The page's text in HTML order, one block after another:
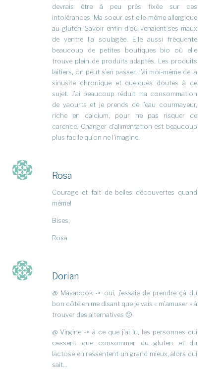
devrais être à peu près fixée sur ces
intolérances. Ma soeur est elle-même allergique
au gluten. Savoir enfin d’où venaient ses maux
de ventre l’a soulagée. Elle aussi fréquente
beaucoup de petites boutiques bio où elle
trouve plein de produits adaptés. Les produits
laitiers, on peut s’en passer. J’ai moi-même de la
sinusite chronique et quelques doutes à ce
sujet. J’ai beaucoup réduit ma consommation
de yaourts et je prends de l’eau courmayeur,
riche en calcium, pour ne pas risquer de
carence. Changer d’alimentation est beaucoup
plus facile qu’on ne l’imagine.
Rosa
Courage et fait de belles découvertes quand
même!
Bises,
Rosa
Dorian
@ Mayacook -> oui, j’essaie de prendre çà du
bon côté en me disant que je vais « m’amuser » à
trouver des alternatives 🙂
@ Virgine -> à ce que j’ai lu, les personnes qui
cessent que consommer du gluten et du
lactose en ressentent un grand mieux, alors qui
sait…